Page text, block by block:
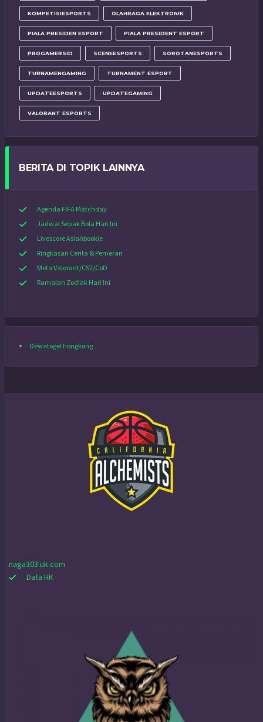
KOMPETISIESPORTS OLAHRAGA ELEKTRONIK
PIALA PRESIDEN ESPORT PIALA PRESIDENT ESPORT
PROGAMERSID SCENEESPORTS SOROTANESPORTS
TURNAMENGAMING TURNAMENT ESPORT
UPDATEESPORTS UPDATEGAMING
VALORANT ESPORTS
BERITA DI TOPIK LAINNYA
Agenda FIFA Matchday
Jadwal Sepak Bola Hari Ini
Livescore Asianbookie
Ringkasan Cerita & Pemeran
Meta Valorant/CS2/CoD
Ramalan Zodiak Hari Ini
Dewatogel hongkong
naga303.uk.com
Data HK